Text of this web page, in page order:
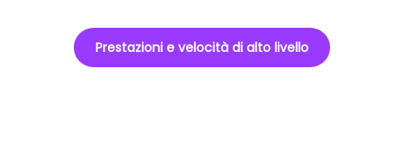
Prestazioni e velocità di alto livello